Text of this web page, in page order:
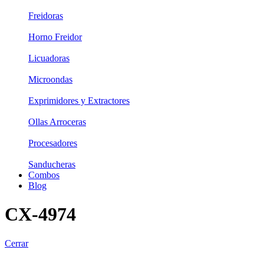
Freidoras
Horno Freidor
Licuadoras
Microondas
Exprimidores y Extractores
Ollas Arroceras
Procesadores
Sanducheras
Combos
Blog
CX-4974
Cerrar